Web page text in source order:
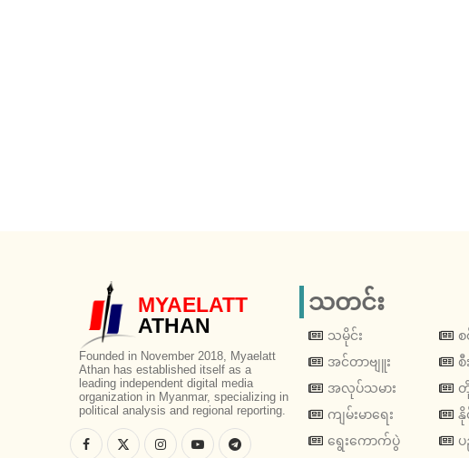
MYAELATT
ATHAN
Founded in November 2018, Myaelatt
Athan has established itself as a
leading independent digital media
organization in Myanmar, specializing in
political analysis and regional reporting.
သတင်း
သမိုင်း
အင်တာဗျူး
အလုပ်သမား
ကျမ်းမာရေး
ရွေးကောက်ပွဲ
စီ
နို
ပ